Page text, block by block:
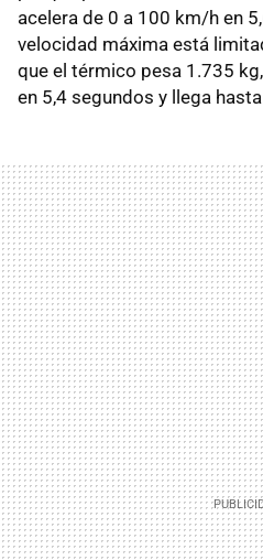
acelera de 0 a 100 km/h en
velocidad máxima está
que el térmico pesa 1.735
en 5,4 segundos y llega